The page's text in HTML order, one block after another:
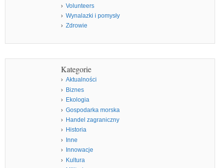
Volunteers
Wynalazki i pomysły
Zdrowie
Kategorie
Aktualności
Biznes
Ekologia
Gospodarka morska
Handel zagraniczny
Historia
Inne
Innowacje
Kultura